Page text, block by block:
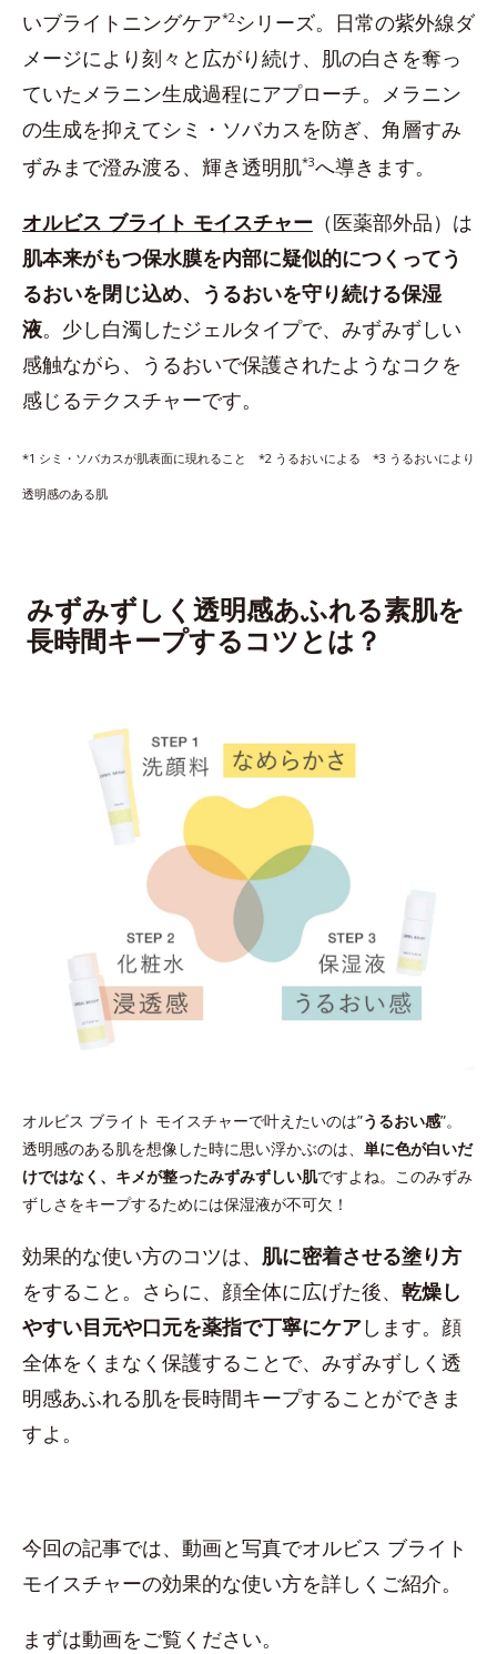
いブライトニングケア*2シリーズ。日常の紫外線ダ
メージにより刻々と広がり続け、肌の白さを奪っ
ていたメラニン生成過程にアプローチ。メラニン
の生成を抑えてシミ・ソバカスを防ぎ、角層すみ
ずみまで澄み渡る、輝き透明肌*3へ導きます。
オルビス ブライト モイスチャー （医薬部外品）は
肌本来がもつ保水膜を内部に疑似的につくってう
るおいを閉じ込め、うるおいを守り続ける保湿
液。少し白濁したジェルタイプで、みずみずしい
感触ながら、うるおいで保護されたようなコクを
感じるテクスチャーです。
*1 シミ・ソバカスが肌表面に現れること *2 うるおいによる *3 うるおいにより
透明感のある肌
みずみずしく透明感あふれる素肌を
長時間キープするコツとは？
オルビス ブライト モイスチャーで叶えたいのは”うるおい感”。
透明感のある肌を想像した時に思い浮かぶのは、 単に色が白いだ
けではなく、キメが整ったみずみずしい肌ですよね。このみずみ
ずしさをキープするためには保湿液が不可欠！
効果的な使い方のコツは、 肌に密着させる塗り方
をすること。さらに、顔全体に広げた後、 乾燥し
やすい目元や口元を薬指で丁寧にケアします。顔
全体をくまなく保護することで、みずみずしく透
明感あふれる肌を長時間キープすることができま
すよ。
今回の記事では、動画と写真でオルビス ブライト
モイスチャーの効果的な使い方を詳しくご紹介。
まずは動画をご覧ください。